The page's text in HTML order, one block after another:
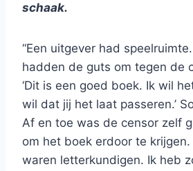
schaak.
“Een uitgever had
hadden de guts om tegen de
‘Dit is een goed boek. Ik wil
wil dat jij het laat passeren.’
Af en toe was de censor zelf
om het boek erdoor te krijgen.
waren letterkundigen. Ik heb